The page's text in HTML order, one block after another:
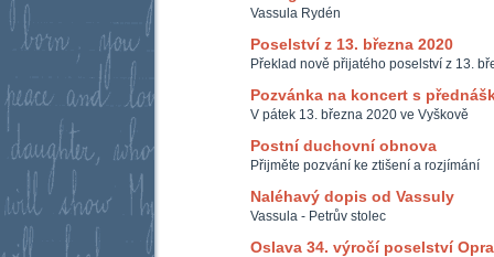
Vassula Rydén
Poselství z 13. března 2020
Překlad nově přijatého poselství z 13.
Pozvánka na koncert s
V pátek 13. března 2020 ve Vyškově
Postní duchovní obnova
Přijměte pozvání ke ztišení a rozjímání
Naléhavý dopis od Vassuly
Vassula - Petrův stolec
Oslava 34. výročí poselství